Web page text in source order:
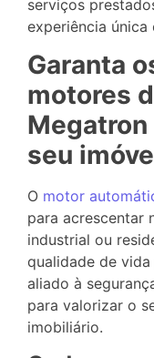
serviços
experiência única
Garanta
motores
seu
O motor
para acrescentar
industrial ou
qualidade de
aliado à
para valorizar o
imobiliário.